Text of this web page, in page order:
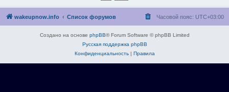
wakeupnow.info Список форумов Часовой пояс: UTC+03:00
Создано на основе phpBB® Forum Software © phpBB Limited
Русская поддержка phpBB
Конфиденциальность| Правила